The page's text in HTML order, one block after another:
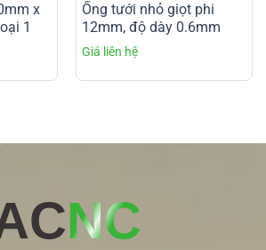
x
1
Ống tưới nhỏ giọt phi
12mm, độ dày 0.6mm
NC